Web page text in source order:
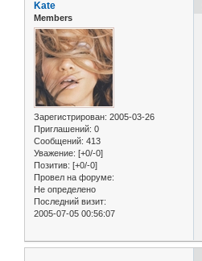
Kate
Members
Зарегистрирован: 2005-03-26
Приглашений: 0
Сообщений: 413
Уважение: [+0/-0]
Позитив: [+0/-0]
Провел на форуме:
Не определено
Последний визит:
2005-07-05 00:56:07